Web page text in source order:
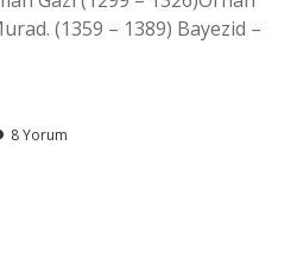
(1359 – 1389) Bayezid –
8 Yorum